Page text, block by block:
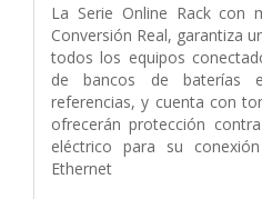
La Serie Online Rack con
Conversión Real, garantiza
todos los equipos
de bancos de baterías
referencias, y cuenta con
ofrecerán protección
eléctrico para su
Ethernet